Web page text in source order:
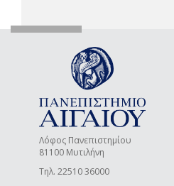
Λόφος Πανεπιστημίου
81100 Μυτιλήνη
Τηλ. 22510 36000